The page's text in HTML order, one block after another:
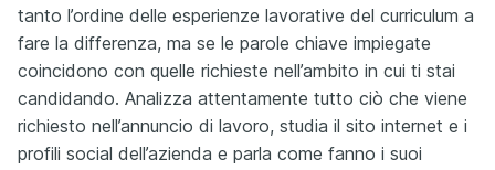
tanto l’ordine delle esperienze lavorative del curriculum a
fare la differenza, ma se le parole chiave impiegate
coincidono con quelle richieste nell’ambito in cui ti stai
candidando. Analizza attentamente tutto ciò che viene
richiesto nell’annuncio di lavoro, studia il sito internet e i
profili social dell’azienda e parla come fanno i suoi